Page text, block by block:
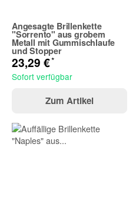
Angesagte Brillenkette
"Sorrento" aus grobem
Metall mit Gummischlaufe
und Stopper
23,29 €*
Sofort verfügbar
Zum Artikel